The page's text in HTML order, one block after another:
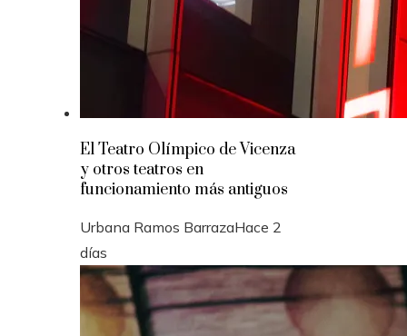
El Teatro Olímpico de Vicenza
y otros teatros en
funcionamiento más antiguos
Urbana Ramos BarrazaHace 2
días